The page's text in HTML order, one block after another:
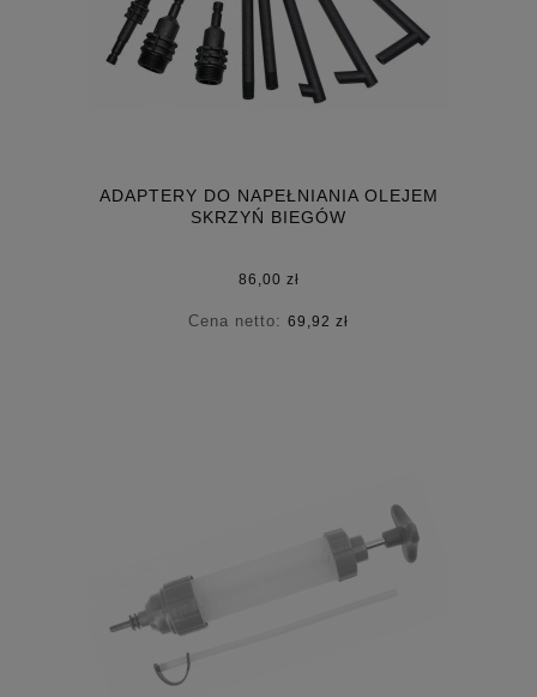
ADAPTERY DO NAPEŁNIANIA OLEJEM
SKRZYŃ BIEGÓW
86,00 zł
Cena netto: 69,92 zł